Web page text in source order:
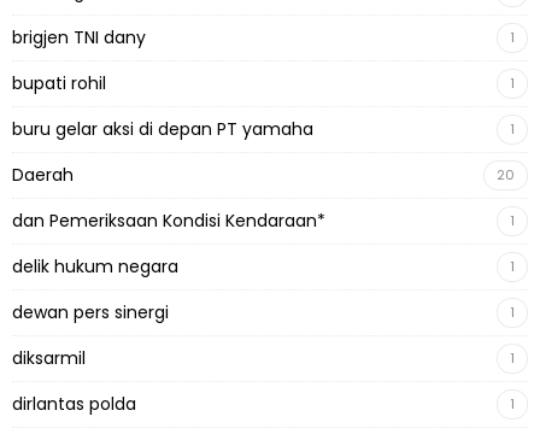
brigjen TNI dany 1
bupati rohil 1
buru gelar aksi di depan PT yamaha 1
Daerah 20
dan Pemeriksaan Kondisi Kendaraan* 1
delik hukum negara 1
dewan pers sinergi 1
diksarmil 1
dirlantas polda 1